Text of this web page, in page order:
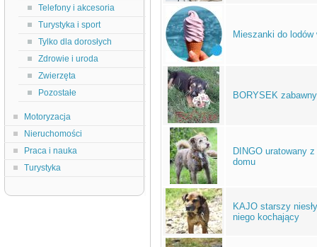
Telefony i akcesoria
Turystyka i sport
Tylko dla dorosłych
Zdrowie i uroda
Zwierzęta
Pozostałe
Motoryzacja
Nieruchomości
Praca i nauka
Turystyka
Mieszanki do lodów
BORYSEK
DINGO uratowany
domu
KAJO starszy
niego kochający